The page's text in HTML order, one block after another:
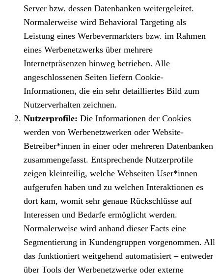
Server bzw. dessen Datenbanken weitergeleitet.
Normalerweise wird Behavioral Targeting als
Leistung eines Werbevermarkters bzw. im Rahmen
eines Werbenetzwerks über mehrere
Internetpräsenzen hinweg betrieben. Alle
angeschlossenen Seiten liefern Cookie-
Informationen, die ein sehr detailliertes Bild zum
Nutzerverhalten zeichnen.
Nutzerprofile: Die Informationen der Cookies
werden von Werbenetzwerken oder Website-
Betreiber*innen in einer oder mehreren Datenbanken
zusammengefasst. Entsprechende Nutzerprofile
zeigen kleinteilig, welche Webseiten User*innen
aufgerufen haben und zu welchen Interaktionen es
dort kam, womit sehr genaue Rückschlüsse auf
Interessen und Bedarfe ermöglicht werden.
Normalerweise wird anhand dieser Facts eine
Segmentierung in Kundengruppen vorgenommen. All
das funktioniert weitgehend automatisiert – entweder
über Tools der Werbenetzwerke oder externe